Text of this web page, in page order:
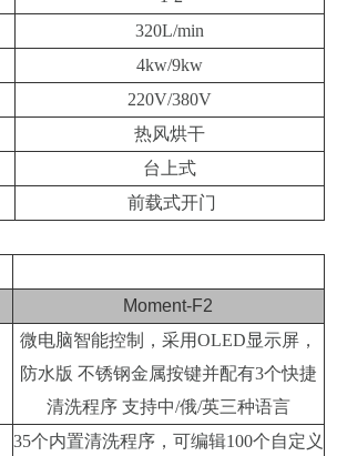
320L/min
4kw/9kw
220V/380V
热风烘干
台上式
前载式开门
Moment-F2
微电脑智能控制，采用OLED显示屏，
防水版 不锈钢金属按键并配有3个快捷
清洗程序 支持中/俄/英三种语言
35个内置清洗程序，可编辑100个自定义